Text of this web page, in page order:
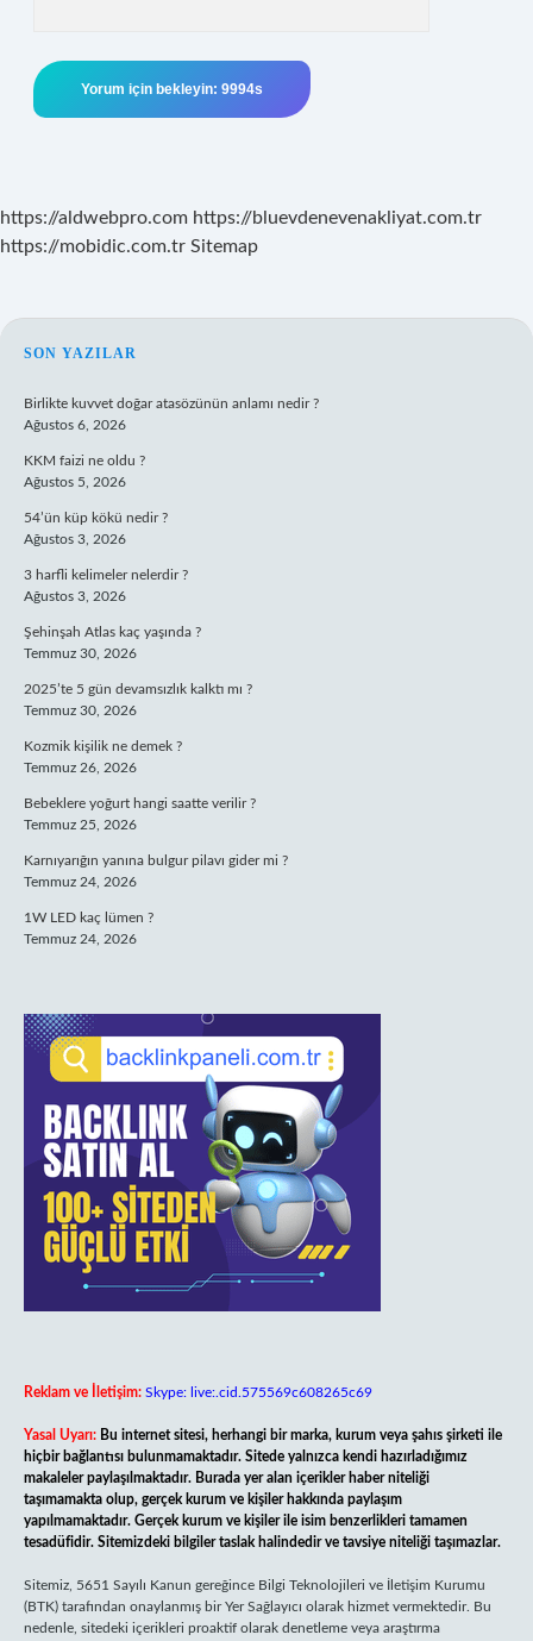
https://aldwebpro.com https://bluevdenevenakliyat.com.tr
https://mobidic.com.tr Sitemap
SIDEBAR
SON YAZILAR
Birlikte kuvvet doğar atasözünün anlamı nedir ?
Ağustos 6, 2026
KKM faizi ne oldu ?
Ağustos 5, 2026
54’ün küp kökü nedir ?
Ağustos 3, 2026
3 harfli kelimeler nelerdir ?
Ağustos 3, 2026
Şehinşah Atlas kaç yaşında ?
Temmuz 30, 2026
2025’te 5 gün devamsızlık kalktı mı ?
Temmuz 30, 2026
Kozmik kişilik ne demek ?
Temmuz 26, 2026
Bebeklere yoğurt hangi saatte verilir ?
Temmuz 25, 2026
Karnıyarığın yanına bulgur pilavı gider mi ?
Temmuz 24, 2026
1W LED kaç lümen ?
Temmuz 24, 2026
Reklam ve İletişim: Skype: live:.cid.575569c608265c69
Yasal Uyarı: Bu internet sitesi, herhangi bir marka, kurum veya şahıs şirketi ile
hiçbir bağlantısı bulunmamaktadır. Sitede yalnızca kendi hazırladığımız
makaleler paylaşılmaktadır. Burada yer alan içerikler haber niteliği
taşımamakta olup, gerçek kurum ve kişiler hakkında paylaşım
yapılmamaktadır. Gerçek kurum ve kişiler ile isim benzerlikleri tamamen
tesadüfidir. Sitemizdeki bilgiler taslak halindedir ve tavsiye niteliği taşımazlar.
Sitemiz, 5651 Sayılı Kanun gereğince Bilgi Teknolojileri ve İletişim Kurumu
(BTK) tarafından onaylanmış bir Yer Sağlayıcı olarak hizmet vermektedir. Bu
nedenle, sitedeki içerikleri proaktif olarak denetleme veya araştırma